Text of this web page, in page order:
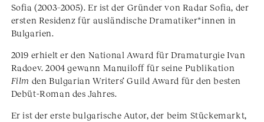
Sofia (2003–2005). Er ist der Gründer von Radar Sofia, der
ersten Residenz für ausländische Dramatiker*innen in
Bulgarien.
2019 erhielt er den National Award für Dramaturgie Ivan
Radoev. 2004 gewann Manuiloff für seine Publikation
Film den Bulgarian Writers‘ Guild Award für den besten
Debüt-Roman des Jahres.
Er ist der erste bulgarische Autor, der beim Stückemarkt,